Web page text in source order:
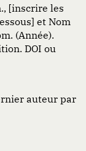
[inscrire les
et Nom
(Année).
DOI ou
auteur par